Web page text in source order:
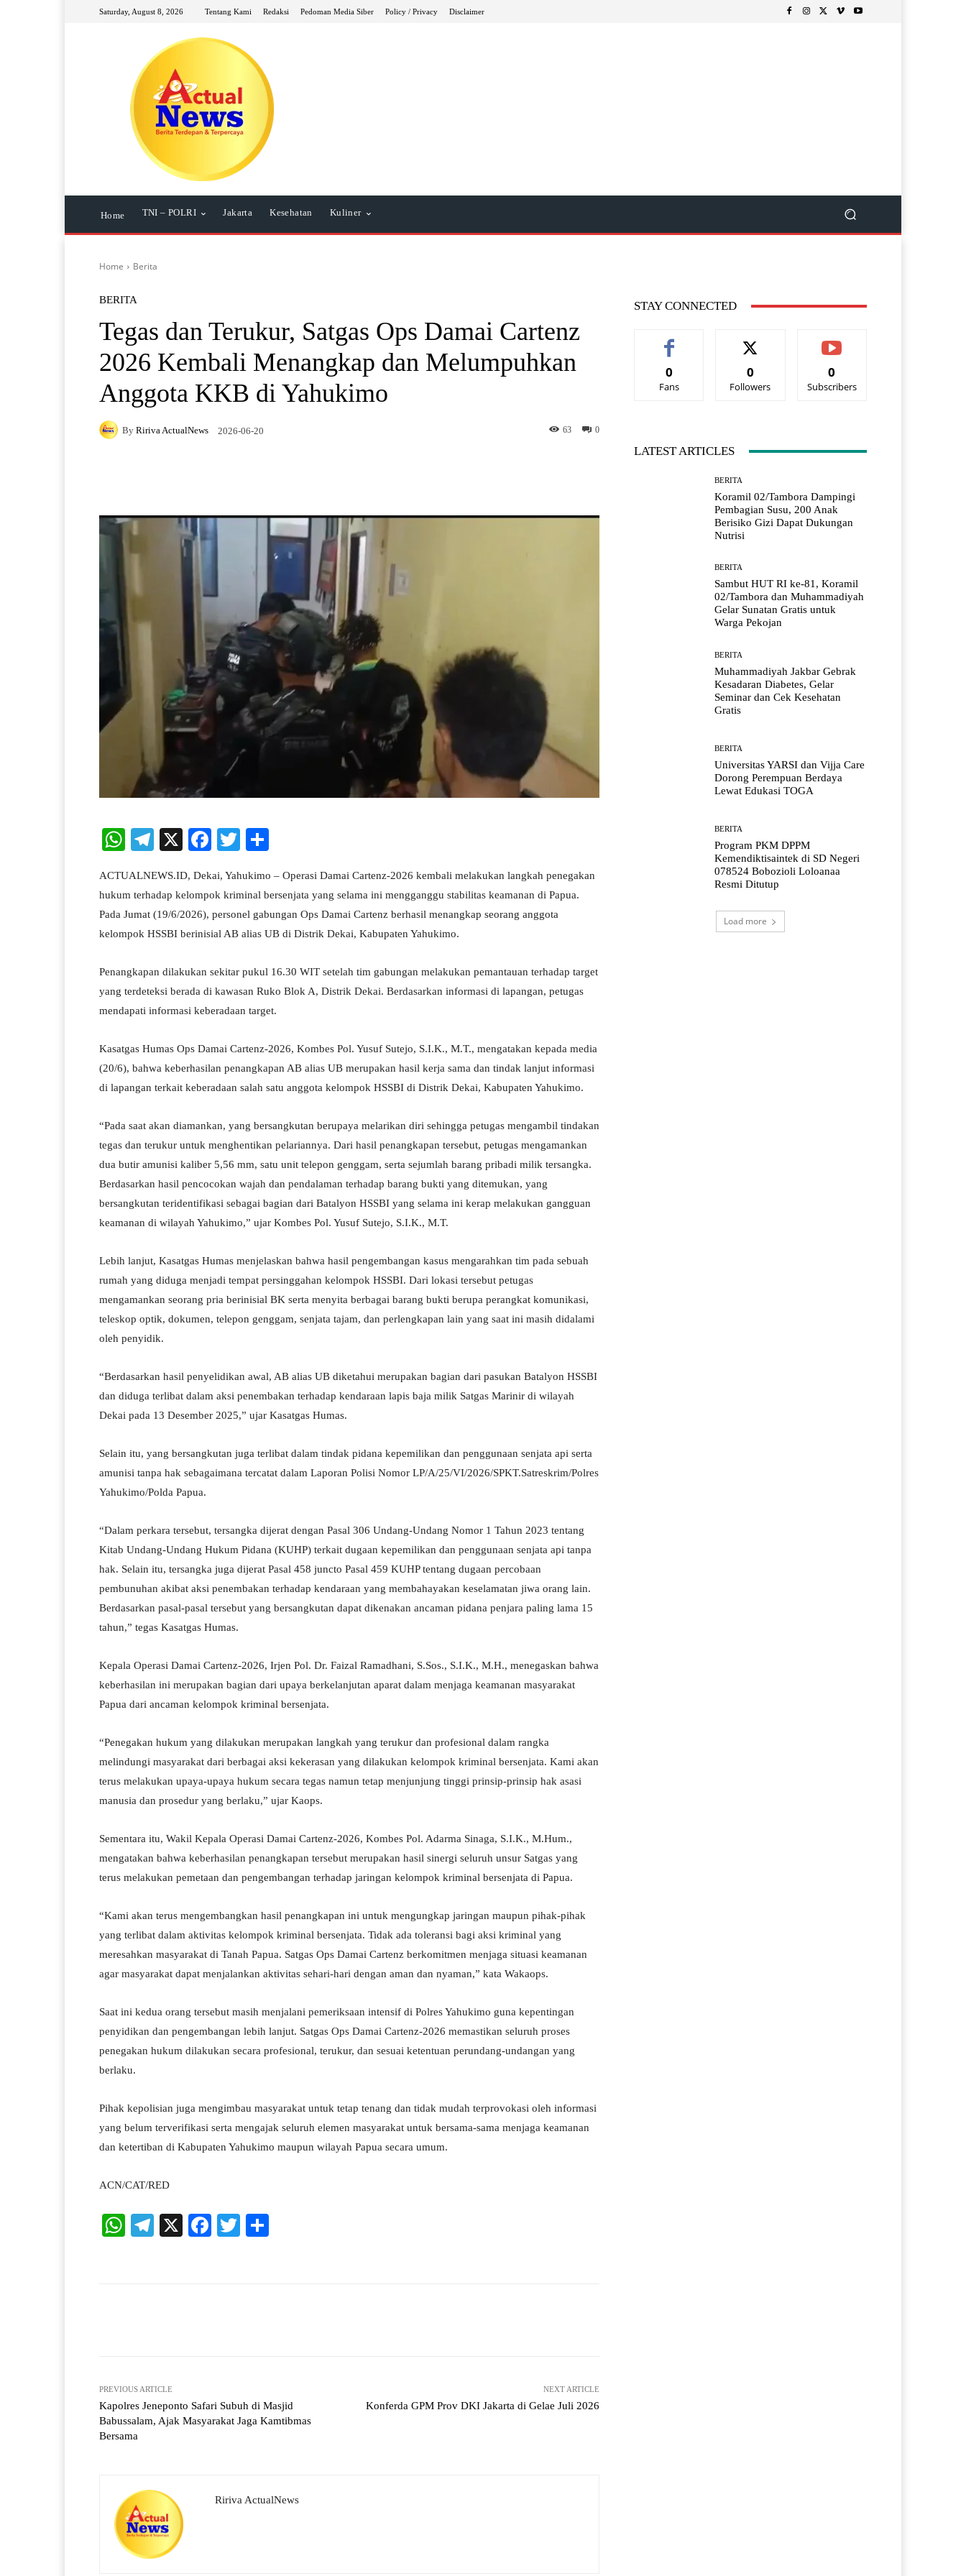
Saturday, August 8, 2026 Tentang Kami Redaksi Pedoman Media Siber Policy / Privacy Disclaimer
Home TNI – POLRI Jakarta Kesehatan Kuliner
Home Berita
BERITA
Tegas dan Terukur, Satgas Ops Damai Cartenz
2026 Kembali Menangkap dan Melumpuhkan
Anggota KKB di Yahukimo
By Ririva ActualNews 2026-06-20 0
63
W
ts
A
pp
Te
gr
a
m
X
Fa
bo
ok
T
tte
r
re
ACTUALNEWS.ID, Dekai, Yahukimo – Operasi Damai Cartenz-2026 kembali melakukan langkah penegakan
hukum terhadap kelompok kriminal bersenjata yang selama ini mengganggu stabilitas keamanan di Papua.
Pada Jumat (19/6/2026), personel gabungan Ops Damai Cartenz berhasil menangkap seorang anggota
kelompok HSSBI berinisial AB alias UB di Distrik Dekai, Kabupaten Yahukimo.
Penangkapan dilakukan sekitar pukul 16.30 WIT setelah tim gabungan melakukan pemantauan terhadap target
yang terdeteksi berada di kawasan Ruko Blok A, Distrik Dekai. Berdasarkan informasi di lapangan, petugas
mendapati informasi keberadaan target.
Kasatgas Humas Ops Damai Cartenz-2026, Kombes Pol. Yusuf Sutejo, S.I.K., M.T., mengatakan kepada media
(20/6), bahwa keberhasilan penangkapan AB alias UB merupakan hasil kerja sama dan tindak lanjut informasi
di lapangan terkait keberadaan salah satu anggota kelompok HSSBI di Distrik Dekai, Kabupaten Yahukimo.
“Pada saat akan diamankan, yang bersangkutan berupaya melarikan diri sehingga petugas mengambil tindakan
tegas dan terukur untuk menghentikan pelariannya. Dari hasil penangkapan tersebut, petugas mengamankan
dua butir amunisi kaliber 5,56 mm, satu unit telepon genggam, serta sejumlah barang pribadi milik tersangka.
Berdasarkan hasil pencocokan wajah dan pendalaman terhadap barang bukti yang ditemukan, yang
bersangkutan teridentifikasi sebagai bagian dari Batalyon HSSBI yang selama ini kerap melakukan gangguan
keamanan di wilayah Yahukimo,” ujar Kombes Pol. Yusuf Sutejo, S.I.K., M.T.
Lebih lanjut, Kasatgas Humas menjelaskan bahwa hasil pengembangan kasus mengarahkan tim pada sebuah
rumah yang diduga menjadi tempat persinggahan kelompok HSSBI. Dari lokasi tersebut petugas
mengamankan seorang pria berinisial BK serta menyita berbagai barang bukti berupa perangkat komunikasi,
teleskop optik, dokumen, telepon genggam, senjata tajam, dan perlengkapan lain yang saat ini masih didalami
oleh penyidik.
“Berdasarkan hasil penyelidikan awal, AB alias UB diketahui merupakan bagian dari pasukan Batalyon HSSBI
dan diduga terlibat dalam aksi penembakan terhadap kendaraan lapis baja milik Satgas Marinir di wilayah
Dekai pada 13 Desember 2025,” ujar Kasatgas Humas.
Selain itu, yang bersangkutan juga terlibat dalam tindak pidana kepemilikan dan penggunaan senjata api serta
amunisi tanpa hak sebagaimana tercatat dalam Laporan Polisi Nomor LP/A/25/VI/2026/SPKT.Satreskrim/Polres
Yahukimo/Polda Papua.
“Dalam perkara tersebut, tersangka dijerat dengan Pasal 306 Undang-Undang Nomor 1 Tahun 2023 tentang
Kitab Undang-Undang Hukum Pidana (KUHP) terkait dugaan kepemilikan dan penggunaan senjata api tanpa
hak. Selain itu, tersangka juga dijerat Pasal 458 juncto Pasal 459 KUHP tentang dugaan percobaan
pembunuhan akibat aksi penembakan terhadap kendaraan yang membahayakan keselamatan jiwa orang lain.
Berdasarkan pasal-pasal tersebut yang bersangkutan dapat dikenakan ancaman pidana penjara paling lama 15
tahun,” tegas Kasatgas Humas.
Kepala Operasi Damai Cartenz-2026, Irjen Pol. Dr. Faizal Ramadhani, S.Sos., S.I.K., M.H., menegaskan bahwa
keberhasilan ini merupakan bagian dari upaya berkelanjutan aparat dalam menjaga keamanan masyarakat
Papua dari ancaman kelompok kriminal bersenjata.
“Penegakan hukum yang dilakukan merupakan langkah yang terukur dan profesional dalam rangka
melindungi masyarakat dari berbagai aksi kekerasan yang dilakukan kelompok kriminal bersenjata. Kami akan
terus melakukan upaya-upaya hukum secara tegas namun tetap menjunjung tinggi prinsip-prinsip hak asasi
manusia dan prosedur yang berlaku,” ujar Kaops.
Sementara itu, Wakil Kepala Operasi Damai Cartenz-2026, Kombes Pol. Adarma Sinaga, S.I.K., M.Hum.,
mengatakan bahwa keberhasilan penangkapan tersebut merupakan hasil sinergi seluruh unsur Satgas yang
terus melakukan pemetaan dan pengembangan terhadap jaringan kelompok kriminal bersenjata di Papua.
“Kami akan terus mengembangkan hasil penangkapan ini untuk mengungkap jaringan maupun pihak-pihak
yang terlibat dalam aktivitas kelompok kriminal bersenjata. Tidak ada toleransi bagi aksi kriminal yang
meresahkan masyarakat di Tanah Papua. Satgas Ops Damai Cartenz berkomitmen menjaga situasi keamanan
agar masyarakat dapat menjalankan aktivitas sehari-hari dengan aman dan nyaman,” kata Wakaops.
Saat ini kedua orang tersebut masih menjalani pemeriksaan intensif di Polres Yahukimo guna kepentingan
penyidikan dan pengembangan lebih lanjut. Satgas Ops Damai Cartenz-2026 memastikan seluruh proses
penegakan hukum dilakukan secara profesional, terukur, dan sesuai ketentuan perundang-undangan yang
berlaku.
Pihak kepolisian juga mengimbau masyarakat untuk tetap tenang dan tidak mudah terprovokasi oleh informasi
yang belum terverifikasi serta mengajak seluruh elemen masyarakat untuk bersama-sama menjaga keamanan
dan ketertiban di Kabupaten Yahukimo maupun wilayah Papua secara umum.
ACN/CAT/RED
W
Te X
Fa
T
PREVIOUS ARTICLE
Kapolres Jeneponto Safari Subuh di Masjid
Babussalam, Ajak Masyarakat Jaga Kamtibmas
Bersama
NEXT ARTICLE
Konferda GPM Prov DKI Jakarta di Gelae Juli 2026
Ririva ActualNews
STAY CONNECTED
0
Fans
0
Followers
0
Subscribers
LATEST ARTICLES
BERITA
Koramil 02/Tambora Dampingi
Pembagian Susu, 200 Anak
Berisiko Gizi Dapat Dukungan
Nutrisi
BERITA
Sambut HUT RI ke-81, Koramil
02/Tambora dan Muhammadiyah
Gelar Sunatan Gratis untuk
Warga Pekojan
BERITA
Muhammadiyah Jakbar Gebrak
Kesadaran Diabetes, Gelar
Seminar dan Cek Kesehatan
Gratis
BERITA
Universitas YARSI dan Vijja Care
Dorong Perempuan Berdaya
Lewat Edukasi TOGA
BERITA
Program PKM DPPM
Kemendiktisaintek di SD Negeri
078524 Bobozioli Loloanaa
Resmi Ditutup
Load more